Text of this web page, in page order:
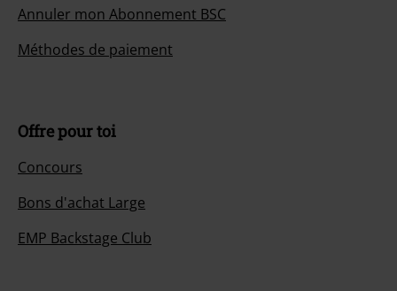
Annuler mon Abonnement BSC
Méthodes de paiement
Offre pour toi
Concours
Bons d'achat Large
EMP Backstage Club